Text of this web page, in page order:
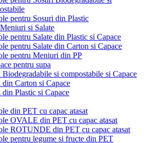
pentru Sosuri din Plastic
si Salate
pentru Salate din Plastic si Capace
pentru Salate din Carton si Capace
pentru Meniuri din PP
pentru supa
si compostabile si Capace
Carton si Capace
Plastic si Capace
din PET cu capac atasat
OVALE din PET cu capac atasat
ROTUNDE din PET cu capac atasat
pentru legume si fructe din PET